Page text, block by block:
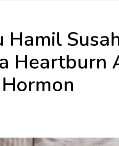
Hamil
Heartburn